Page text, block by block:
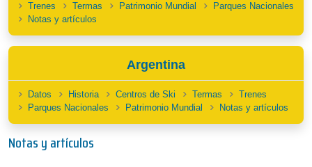
Trenes Termas Patrimonio Mundial
Parques Nacionales
Notas y artículos
Argentina
Datos Historia Centros de Ski Termas
Trenes
Parques Nacionales
Patrimonio Mundial Notas y artículos
Notas y artículos